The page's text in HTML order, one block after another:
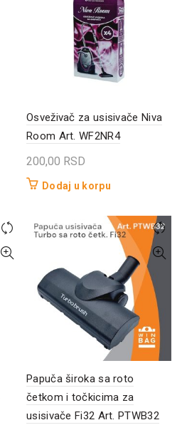
Osveživač za usisivače Niva
Room Art. WF2NR4
200,00 RSD
Dodaj u korpu
Papuča široka sa roto
četkom i točkicima za
usisivače Fi32 Art. PTWB32